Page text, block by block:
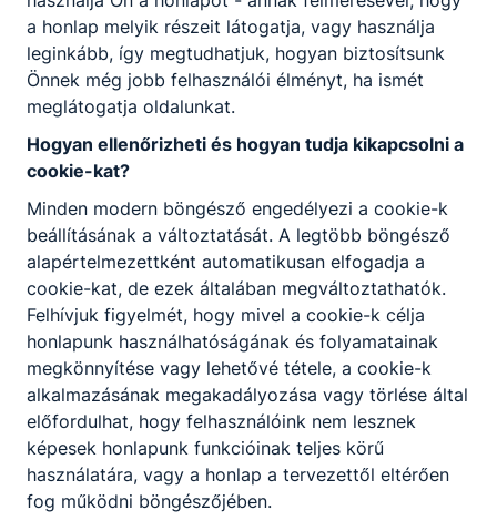
Honvédelmi verseny és szimpózium
2026.06.09-én megrendezésre került
Celldömölkön a Berzsenyi Dániel
Gimnáziumban, a II. Ungár Károly
Honvédelmi Verseny és Szimpózium.
2026. jún. 8. Karácsonyi Zoltán
a honlap melyik részeit látogatja, vagy használja
leginkább, így megtudhatjuk, hogyan biztosítsunk
Önnek még jobb felhasználói élményt, ha ismét
meglátogatja oldalunkat.
Hogyan ellenőrizheti és hogyan tudja kikapcsolni a
cookie-kat?
Minden modern böngésző engedélyezi a cookie-k
beállításának a változtatását. A legtöbb böngésző
alapértelmezettként automatikusan elfogadja a
cookie-kat, de ezek általában megváltoztathatók.
Felhívjuk figyelmét, hogy mivel a cookie-k célja
honlapunk használhatóságának és folyamatainak
megkönnyítése vagy lehetővé tétele, a cookie-k
alkalmazásának megakadályozása vagy törlése által
előfordulhat, hogy felhasználóink nem lesznek
képesek honlapunk funkcióinak teljes körű
használatára, vagy a honlap a tervezettől eltérően
fog működni böngészőjében.